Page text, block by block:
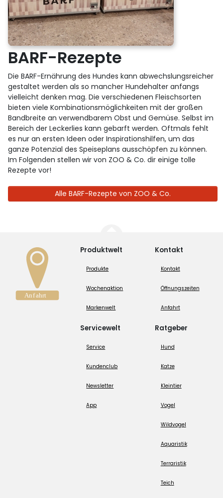
BARF-Rezepte
Die BARF-Ernährung des Hundes kann abwechslungsreicher
gestaltet werden als so mancher Hundehalter anfangs
vielleicht denken mag. Die verschiedenen Fleischsorten
bieten viele Kombinationsmöglichkeiten mit der großen
Bandbreite an verwendbarem Obst und Gemüse. Selbst im
Bereich der Leckerlies kann gebarft werden. Oftmals fehlt
es nur an ersten Ideen oder Inspirationshilfen, um das
ganze Potenzial des Speiseplans ausschöpfen zu können.
Im Folgenden stellen wir von ZOO & Co. dir einige tolle
Rezepte vor!
Alle BARF-Rezepte von ZOO & Co.
Produktwelt
Produkte
Wochenaktion
Markenwelt
Servicewelt
Service
Kundenclub
Newsletter
App
Kontakt
Kontakt
Öffnungszeiten
Anfahrt
Ratgeber
Hund
Katze
Kleintier
Vogel
Wildvogel
Aquaristik
Terraristik
Teich